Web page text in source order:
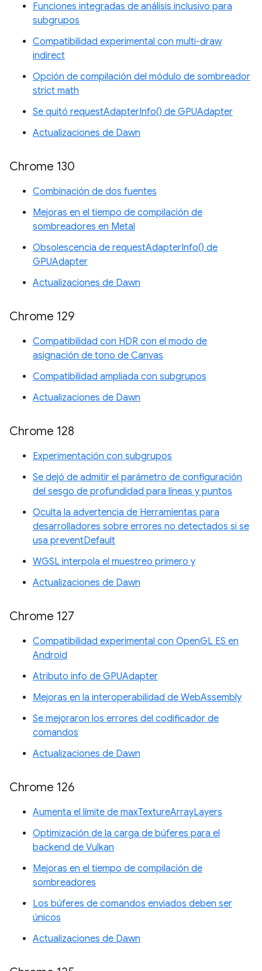
Funciones integradas de análisis inclusivo para
subgrupos
Compatibilidad experimental con multi-draw
indirect
Opción de compilación del módulo de sombreador
strict math
Se quitó requestAdapterInfo() de GPUAdapter
Actualizaciones de Dawn
Chrome 130
Combinación de dos fuentes
Mejoras en el tiempo de compilación de
sombreadores en Metal
Obsolescencia de requestAdapterInfo() de
GPUAdapter
Actualizaciones de Dawn
Chrome 129
Compatibilidad con HDR con el modo de
asignación de tono de Canvas
Compatibilidad ampliada con subgrupos
Actualizaciones de Dawn
Chrome 128
Experimentación con subgrupos
Se dejó de admitir el parámetro de configuración
del sesgo de profundidad para líneas y puntos
Oculta la advertencia de Herramientas para
desarrolladores sobre errores no detectados si se
usa preventDefault
WGSL interpola el muestreo primero y
Actualizaciones de Dawn
Chrome 127
Compatibilidad experimental con OpenGL ES en
Android
Atributo info de GPUAdapter
Mejoras en la interoperabilidad de WebAssembly
Se mejoraron los errores del codificador de
comandos
Actualizaciones de Dawn
Chrome 126
Aumenta el límite de maxTextureArrayLayers
Optimización de la carga de búferes para el
backend de Vulkan
Mejoras en el tiempo de compilación de
sombreadores
Los búferes de comandos enviados deben ser
únicos
Actualizaciones de Dawn